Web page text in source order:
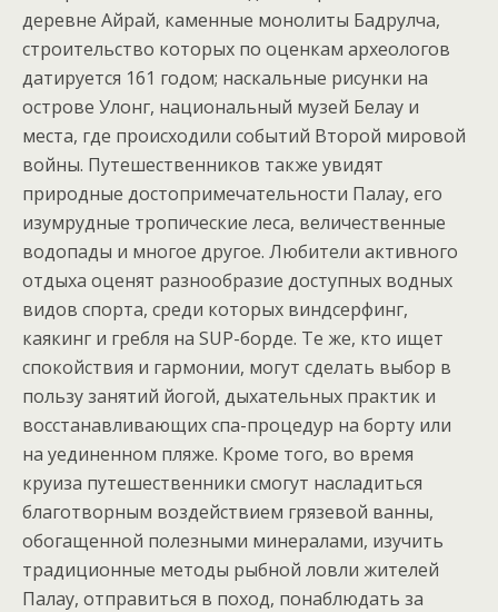
деревне Айрай, каменные монолиты Бадрулча,
строительство которых по оценкам археологов
датируется 161 годом; наскальные рисунки на
острове Улонг, национальный музей Белау и
места, где происходили событий Второй мировой
войны. Путешественников также увидят
природные достопримечательности Палау, его
изумрудные тропические леса, величественные
водопады и многое другое. Любители активного
отдыха оценят разнообразие доступных водных
видов спорта, среди которых виндсерфинг,
каякинг и гребля на SUP-борде. Те же, кто ищет
спокойствия и гармонии, могут сделать выбор в
пользу занятий йогой, дыхательных практик и
восстанавливающих спа-процедур на борту или
на уединенном пляже. Кроме того, во время
круиза путешественники смогут насладиться
благотворным воздействием грязевой ванны,
обогащенной полезными минералами, изучить
традиционные методы рыбной ловли жителей
Палау, отправиться в поход, понаблюдать за